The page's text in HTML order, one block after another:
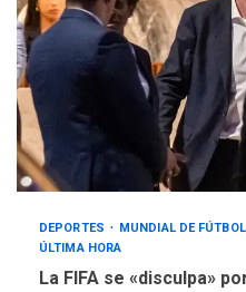
DEPORTES MUNDIAL DE
ÚLTIMA HORA
La FIFA se «disculpa»